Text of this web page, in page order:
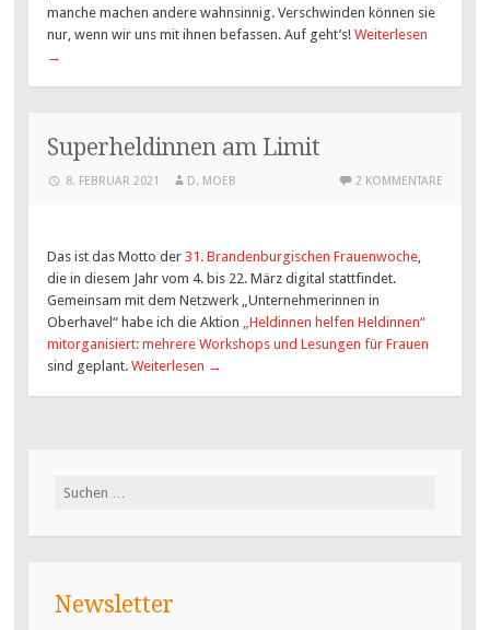
manche machen andere wahnsinnig. Verschwinden können sie
nur, wenn wir uns mit ihnen befassen. Auf geht’s!Weiterlesen
→
Superheldinnen am Limit
8. FEBRUAR 2021 D. MOEB 2 KOMMENTARE
Das ist das Motto der31. Brandenburgischen Frauenwoche
die in diesem Jahr vom 4. bis 22. März digital stattfindet.
Gemeinsam mit dem Netzwerk „Unternehmerinnen in
Oberhavel“ habe ich die Aktion
„Heldinnen helfen Heldinnen“
mitorganisiert: mehrere Workshops und Lesungen für Frauen
sind geplant.Weiterlesen →
Suchen
Newsletter